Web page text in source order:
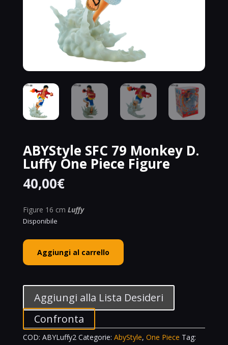
ABYStyle SFC 79 Monkey D.
Luffy One Piece Figure
40,00€
Figure 16 cm Luffy
Disponibile
ABYStyle
79
Luffy
One
Piece
Figure
Aggiungi al carrello
Aggiungi alla Lista Desideri
Confronta
COD: ABYLuffy2 Categorie: AbyStyle, One Piece Tag: